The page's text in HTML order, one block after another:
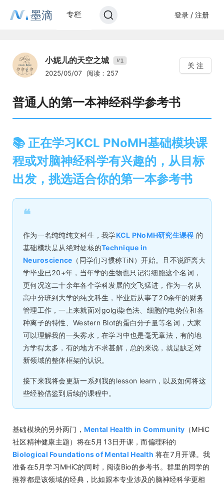
墨滴 专栏 登录 / 注册
小妮儿的天空之城 V1
2025/05/07 阅读：257
关 注
普通人的第一本神经科学参考书
📚 正在学习KCL PNoMH基础模块课
程或对脑神经科学有兴趣的，从目标
出发，挑选适合你的第一本参考书
❝
作为一名纯纯纯文科生，我学KCL PNoMH研究生课程 的
基础模块是从绝对硬核的Technique in
Neuroscience （同学们习惯称TiN）开始。且不说距离大
学毕业已20+年，当年学的生物也只记得细胞这个名词，
更何况这二十余年各个学科发展的突飞猛进，作为一名从
高中分班到大学的纯文科生，毕业后从事了20余年的财务
管理工作，一上来就面对golgi染色法、细胞的电势位和各
种离子的特性、Western Blot的蛋白分子量等名词，大家
可以理解我的一头雾水，在学习中也是毫无章法，有的地
方学得太多，有的地方不求甚解，总的来说，就是缺乏对
新领域的整体框架的认识。
接下来我将会更新一系列我的lesson learn，以及如何将这
些经验借鉴到后续的课程中。
基础模块的另外两门， Mental Health in Community （MHiC
社区精神健康主题）将在5月13日开课，而偏理科的
Biological Foundations of Mental Health 将在7月开课。我
准备在5月学习MHiC的同时，阅读Bio的参考书。群里的同学的
推荐都是该领域的经典，比如跟本专业涉及的脑神经科学更相